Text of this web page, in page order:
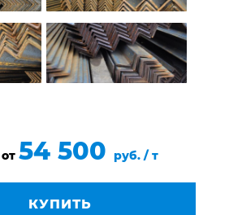
54 500 руб. / т
КУПИТЬ